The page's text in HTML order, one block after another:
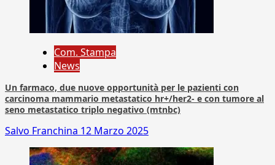
Com. Stampa
News
Un farmaco, due nuove opportunità per le pazienti con
carcinoma mammario metastatico hr+/her2- e con tumore al
seno metastatico triplo negativo (mtnbc)
Salvo Franchina 12 Marzo 2025